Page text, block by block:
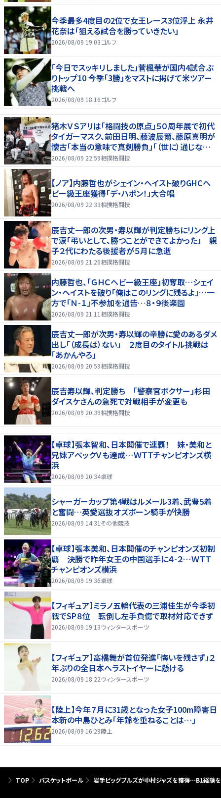
今季最多4度目の2位で女王レース3位浮上 永井
花奈は「狙える試合を勝っていきたい」
2026/08/09 19:03ゴルフ
「今日でスッキリしました」菅楓華が国内4試合ぶ
りトップ10 今季「3勝」をマストに掲げて米ツアー
挑戦へ
2026/08/09 18:16ゴルフ
猪木ＶＳアリは「格闘技の原点」５０周年展で初代
タイガーマスク、前田日明、藤波辰爾、藤原喜明が
懐古「本当の意味で真剣勝負」「（世に）通じない
歯がゆさも」
2026/08/09 22:59相撲格闘技
【ノア】内藤哲也がシェイン・ヘイスト破りGHCヘ
ビー級王座獲得「デ・ハポン！」大合唱
2026/08/09 22:33相撲格闘技
辰吉丈一郎の次男・寿以輝が判定勝ちにリング上
で涙「弔いとして、勝つことができてよかった」 親
子２代にわたる後援者が５月に急逝
2026/08/09 21:26相撲格闘技
内藤哲也、「ＧＨＣヘビー級王座」初奪取…シェイ
ン・ヘイストを破り「俺はこのリングに残るよ」…一
方で「Ｎ-１」不参加を通告…８・９後楽園
2026/08/09 21:11 相撲格闘技
辰吉丈一郎が次男・寿以輝の辛勝に愛のあるダメ
出し「（成長は）ない」 ２度目のタイトル挑戦は
「あかんやろ」
2026/08/09 20:59相撲格闘技
辰吉寿以輝、判定勝ち 「警察官ボクサー」杉田
ダイスケさんの急死で対戦相手が変更も
2026/08/09 20:39相撲格闘技
【卓球】張本智和、日本開催で連覇！ 妹・美和と
兄妹アベックＶも達成…ＷＴＴチャンピオンズ横
浜
2026/08/09 20:34卓球
シャーガーカップ第4戦はルメール3着、武豊5着
と奮闘…英愛選抜オズボーン騎手が快勝
2026/08/09 14:31 その他競技
【卓球】張本美和、日本開催のチャンピオンズ初制
覇 決勝で昨年女王の中国選手に４-２…ＷＴＴ
チャンピオンズ横浜
2026/08/09 19:36卓球
【フィギュア】ミラノ五輪代表の三浦佳生が今季初
戦でSP８位 転倒し左手負傷で取材対応できず
2026/08/09 19:13ウィンタースポーツ
【フィギュア】高橋舞が首位発進「悔いを残さず」２
年ぶりの全日本へラストイヤーに懸ける
2026/08/09 18:22ウィンタースポーツ
【陸上】今年７月に31歳となった女子100m障害日
本新の中島ひとみ「年齢を重ねることは…」
2026/08/09 16:29陸上
TOP バスケットボール 岩手ビッグブルズが中村ジャズを獲得…B1経験を